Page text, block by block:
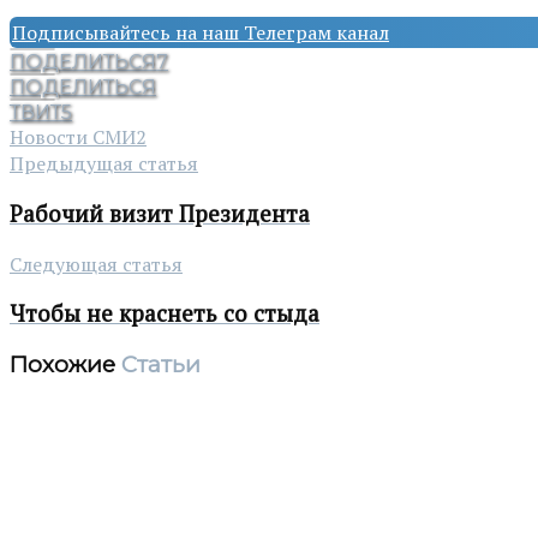
Подписывайтесь на наш Телеграм канал
ПОДЕЛИТЬСЯ7
ПОДЕЛИТЬСЯ
ТВИТ5
Новости СМИ2
Предыдущая статья
Рабочий визит Президента
Следующая статья
Чтобы не краснеть со стыда
Похожие Статьи